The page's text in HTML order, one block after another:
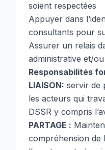
soient respectées
Appuyer dans
consultants pour
Assurer un relais
administrative et/
Responsabilités
LIAISON: servir de
les acteurs qui
DSSR y compris
PARTAGE :
compréhension de